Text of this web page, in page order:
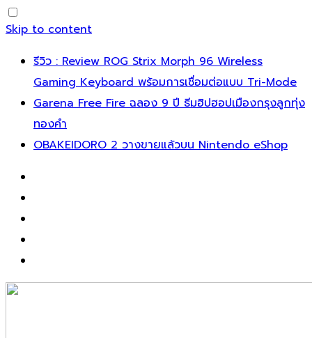
Skip to content
รีวิว : Review ROG Strix Morph 96 Wireless
Gaming Keyboard พร้อมการเชื่อมต่อแบบ Tri-Mode
Garena Free Fire ฉลอง 9 ปี ธีมฮิปฮอปเมืองกรุงลูกทุ่ง
ทองคำ
OBAKEIDORO 2 วางขายแล้วบน Nintendo eShop